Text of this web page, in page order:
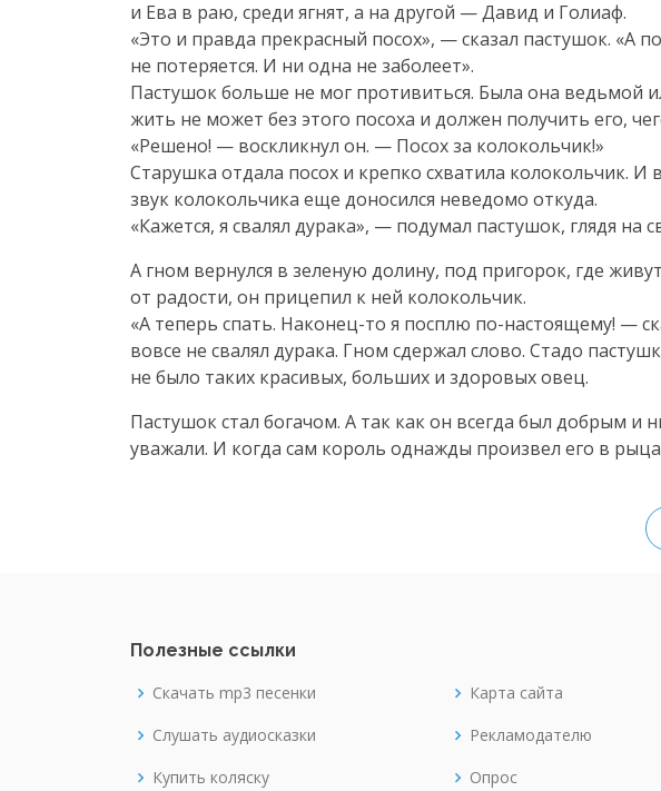
и Ева в раю, среди ягнят, а на другой — Давид и Голиаф.
«Это и правда прекрасный посох», — сказал пастушок. «А
не потеряется. И ни одна не заболеет».
Пастушок больше не мог противиться. Была она ведьмой
жить не может без этого посоха и должен получить его,
«Решено! — воскликнул он. — Посох за колокольчик!»
Старушка отдала посох и крепко схватила колокольчик.
звук колокольчика еще доносился неведомо откуда.
«Кажется, я свалял дурака», — подумал пастушок, глядя на
А гном вернулся в зеленую долину, под пригорок, где
от радости, он прицепил к ней колокольчик.
«А теперь спать. Наконец-то я посплю по-настоящему! —
вовсе не свалял дурака. Гном сдержал слово. Стадо
не было таких красивых, больших и здоровых овец.
Пастушок стал богачом. А так как он всегда был добрым и
уважали. И когда сам король однажды произвел его в
Полезные ссылки
Скачать mp3 песенки
Слушать аудиосказки
Купить коляску
Карта сайта
Рекламодателю
Опрос